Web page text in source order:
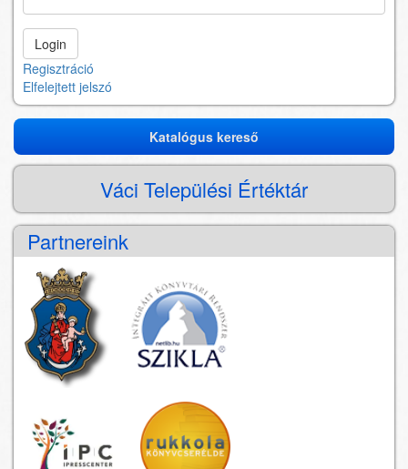
Regisztráció
Elfelejtett jelszó
Katalógus
kereső
Katalógus kereső
Váci Települési Értéktár
Partnereink